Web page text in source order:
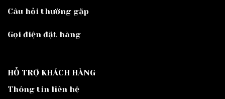
Câu hỏi thường gặp
Gọi điện đặt hàng
HỖ TRỢ KHÁCH HÀNG
Thông tin liên hệ